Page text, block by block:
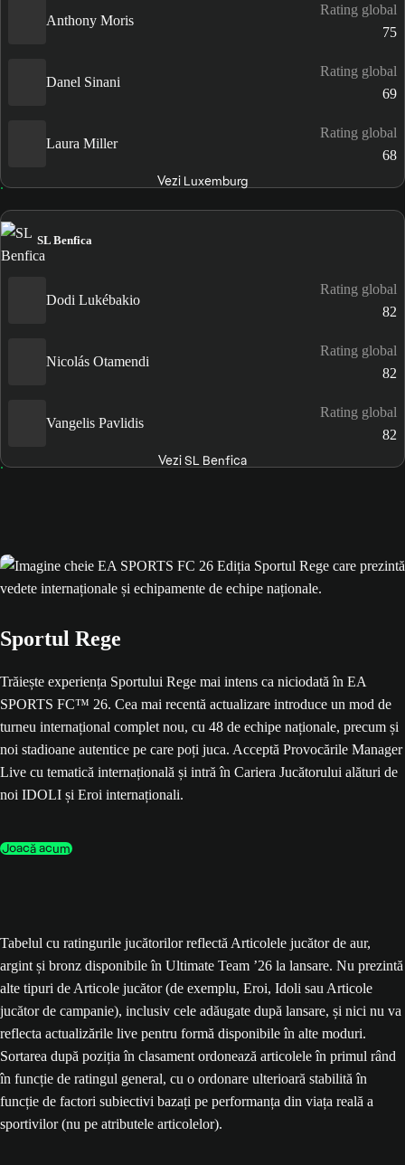
Anthony Moris
Rating global
75
Danel Sinani
Rating global
69
Laura Miller
Rating global
68
Vezi Luxemburg
SL Benfica
Dodi Lukébakio
Rating global
82
Nicolás Otamendi
Rating global
82
Vangelis Pavlidis
Rating global
82
Vezi SL Benfica
Sportul Rege
Trăiește experiența Sportului Rege mai intens ca niciodată în EA
SPORTS FC™ 26. Cea mai recentă actualizare introduce un mod de
turneu internațional complet nou, cu 48 de echipe naționale, precum și
noi stadioane autentice pe care poți juca. Acceptă Provocările Manager
Live cu tematică internațională și intră în Cariera Jucătorului alături de
noi IDOLI și Eroi internaționali.
Joacă acum
Tabelul cu ratingurile jucătorilor reflectă Articolele jucător de aur,
argint și bronz disponibile în Ultimate Team ’26 la lansare. Nu prezintă
alte tipuri de Articole jucător (de exemplu, Eroi, Idoli sau Articole
jucător de campanie), inclusiv cele adăugate după lansare, și nici nu va
reflecta actualizările live pentru formă disponibile în alte moduri.
Sortarea după poziția în clasament ordonează articolele în primul rând
în funcție de ratingul general, cu o ordonare ulterioară stabilită în
funcție de factori subiectivi bazați pe performanța din viața reală a
sportivilor (nu pe atributele articolelor).